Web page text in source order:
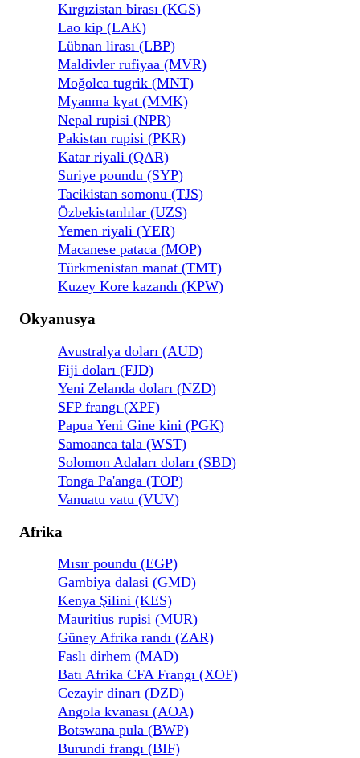
Kırgızistan birası (KGS)
Lao kip (LAK)
Lübnan lirası (LBP)
Maldivler rufiyaa (MVR)
Moğolca tugrik (MNT)
Myanma kyat (MMK)
Nepal rupisi (NPR)
Pakistan rupisi (PKR)
Katar riyali (QAR)
Suriye poundu (SYP)
Tacikistan somonu (TJS)
Özbekistanlılar (UZS)
Yemen riyali (YER)
Macanese pataca (MOP)
Türkmenistan manat (TMT)
Kuzey Kore kazandı (KPW)
Okyanusya
Avustralya doları (AUD)
Fiji doları (FJD)
Yeni Zelanda doları (NZD)
SFP frangı (XPF)
Papua Yeni Gine kini (PGK)
Samoanca tala (WST)
Solomon Adaları doları (SBD)
Tonga Pa'anga (TOP)
Vanuatu vatu (VUV)
Afrika
Mısır poundu (EGP)
Gambiya dalasi (GMD)
Kenya Şilini (KES)
Mauritius rupisi (MUR)
Güney Afrika randı (ZAR)
Faslı dirhem (MAD)
Batı Afrika CFA Frangı (XOF)
Cezayir dinarı (DZD)
Angola kvanası (AOA)
Botswana pula (BWP)
Burundi frangı (BIF)